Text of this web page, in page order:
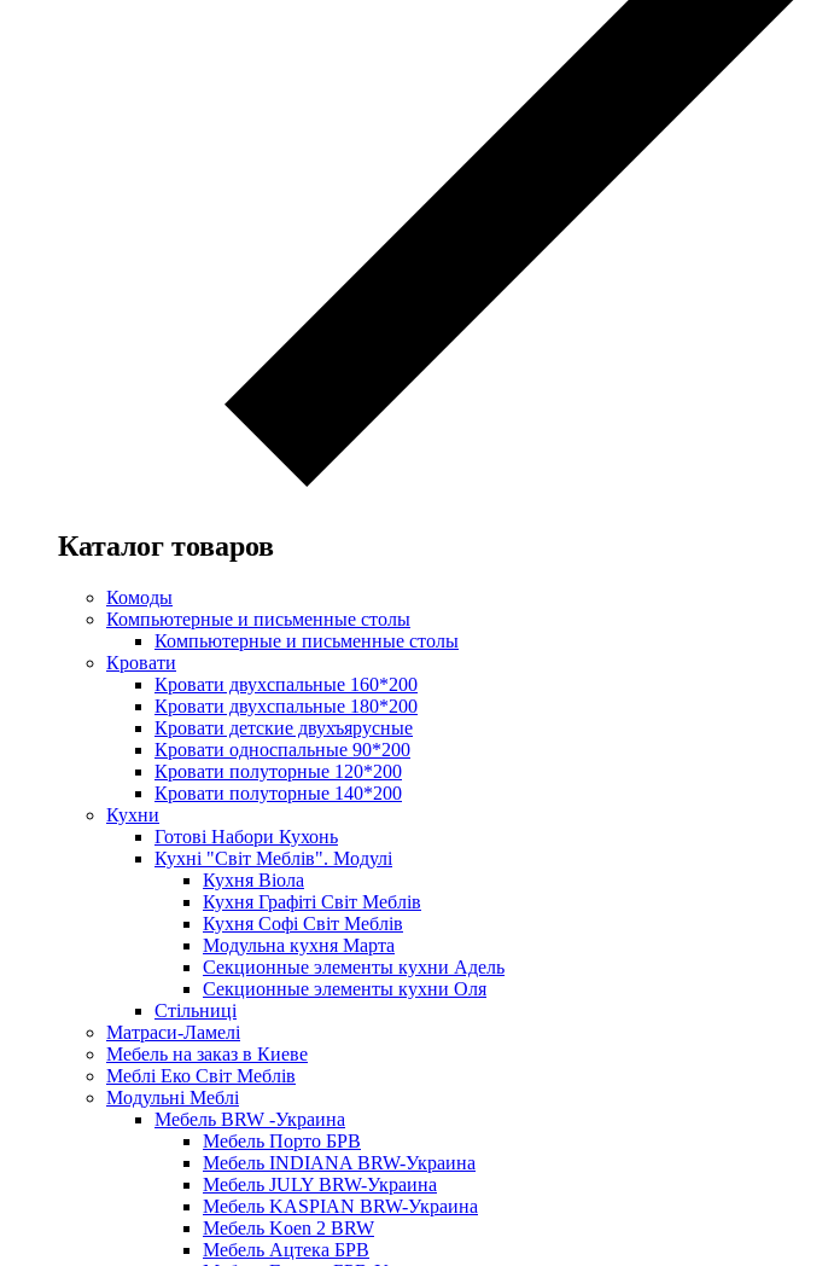
Каталог товаров
Комоды
Компьютерные и письменные столы
Компьютерные и письменные столы
Кровати
Кровати двухспальные 160*200
Кровати двухспальные 180*200
Кровати детские двухъярусные
Кровати односпальные 90*200
Кровати полуторные 120*200
Кровати полуторные 140*200
Кухни
Готові Набори Кухонь
Кухні "Світ Меблів". Модулі
Кухня Віола
Кухня Графіті Світ Меблів
Кухня Софі Світ Меблів
Модульна кухня Марта
Секционные элементы кухни Адель
Секционные элементы кухни Оля
Стільниці
Матраси-Ламелі
Мебель на заказ в Киеве
Меблі Еко Світ Меблів
Модульні Меблі
Мебель BRW -Украина
Мебель Порто БРВ
Мебель INDIANA BRW-Украина
Мебель JULY BRW-Украина
Мебель KASPIAN BRW-Украина
Мебель Koen 2 BRW
Мебель Ацтека БРВ